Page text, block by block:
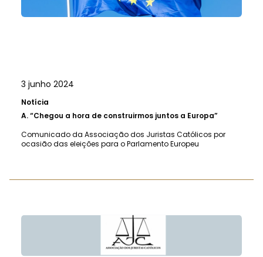
3 junho 2024
Notícia
A.“Chegou a hora de construirmos juntos a Europa”
Comunicado da Associação dos Juristas Católicos por
ocasião das eleições para o Parlamento Europeu